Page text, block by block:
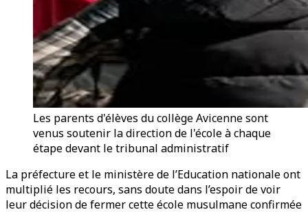
Les parents d'élèves du collège Avicenne sont
venus soutenir la direction de l'école à chaque
étape devant le tribunal administratif
La préfecture et le ministère de l’Education nationale ont
multiplié les recours, sans doute dans l’espoir de voir
leur décision de fermer cette école musulmane confirmée